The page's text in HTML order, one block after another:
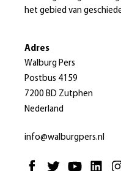
het gebied van
Adres
Walburg Pers
Postbus 4159
7200 BD Zutphen
Nederland
info@walburgpers.nl